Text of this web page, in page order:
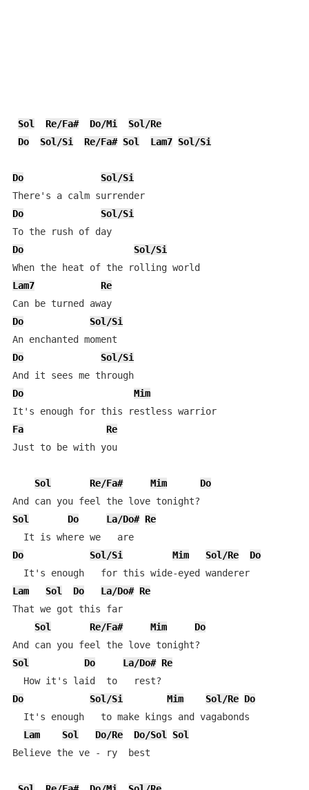
Sol Re/Fa# Do/Mi
Sol/Re
Do
Sol/Si Re/Fa# Sol Lam7 Sol/Si
Do
Sol/Si
There's a calm surrender
Do
Sol/Si
To the rush of day
Do
Sol/Si
Lam7
Re
Can be turned away
Do
Sol/Si
Do
Sol/Si
And it sees me through
Do
Mim
It's enough for this restless warrior
Fa
Re
Just to be with you
Sol Re/Fa# Mim
Do
Sol
Do La/Do# Re
  It is where we   are
Do
Sol/Si Mim Sol/Re
Do
  It's enough   for this wide-eyed wanderer
Lam
Sol Do La/Do# Re
That we got this far
Sol
Re/Fa# Mim
Do
Sol
Do La/Do# Re
Do
Sol/Si Mim Sol/Re Do
  It's enough   to make kings and vagabonds
Lam
Sol Do/Re Do/Sol
Sol
Believe the ve - ry  best